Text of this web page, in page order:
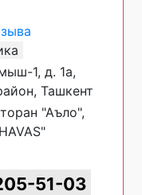
1, д. 1а,
Ташкент
"Аъло",
51-03